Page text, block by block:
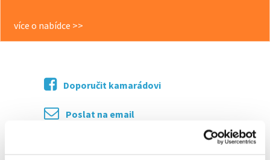
více o nabídce >>
Doporučit kamarádovi
Poslat na email